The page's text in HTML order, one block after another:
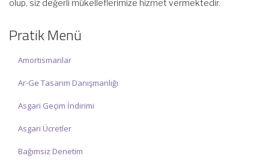
MESAİ SAATLERİ
☑ Hafta içi Saat: 09:00 – 17:00 arasında olup, siz değerli
olup, siz değerli mükelleflerimize hizmet vermektedir.
İlgi ve anlayışınız için İNCİ MUHASEBE MÜŞAVİRLİK Ailesi olarak
Pratik Menü
Amortismanlar
Ar-Ge Tasarım Danışmanlığı
Asgari Geçim İndirimi
Asgari Ücretler
Bağımsız Denetim